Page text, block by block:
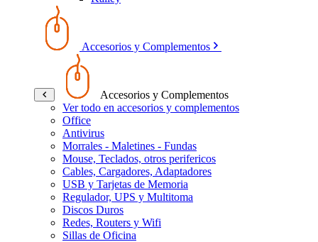
Accesorios y Complementos
Accesorios y Complementos
Ver todo en accesorios y complementos
Office
Antivirus
Morrales - Maletines - Fundas
Mouse, Teclados, otros perifericos
Cables, Cargadores, Adaptadores
USB y Tarjetas de Memoria
Regulador, UPS y Multitoma
Discos Duros
Redes, Routers y Wifi
Sillas de Oficina